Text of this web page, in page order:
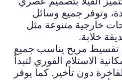
وتوفر جميع وسائل
خارجية متنوعة مثل
خلابة.
تقسيط مريح يناسب جميع
الاستلام الفوري لتبدأ
دون تأخير. كما يوفر